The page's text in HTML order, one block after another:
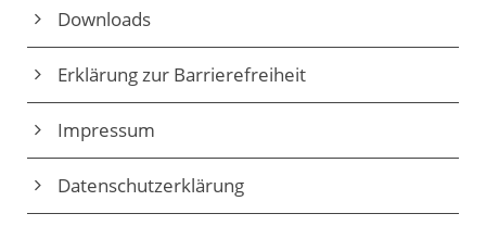
Downloads
Erklärung zur Barrierefreiheit
Impressum
Datenschutz­erklärung